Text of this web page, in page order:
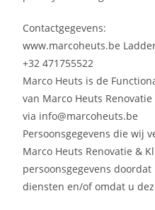
Contactgegevens:
www.marcoheuts.be
+32 471755522
Marco Heuts is de
van Marco Heuts
via info@marcoheuts.be
Persoonsgegevens die wij
Marco Heuts Renovatie &
persoonsgegevens
diensten en/of omdat u